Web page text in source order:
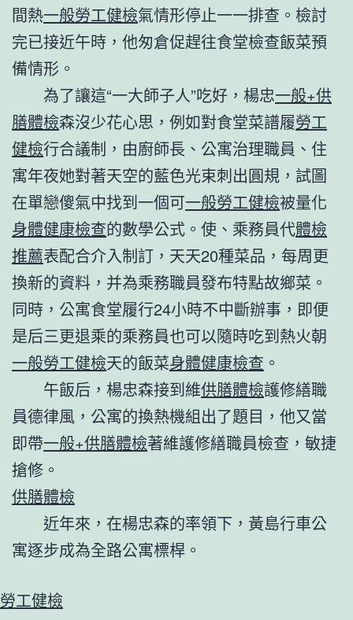
間熱一般勞工健檢氣情形停止一一排查。檢討
完已接近午時，他匆倉促趕往食堂檢查飯菜預
備情形。
為了讓這“一大師子人”吃好，楊忠一般+供
膳體檢森沒少花心思，例如對食堂菜譜履勞工
健檢行合議制，由廚師長、公寓治理職員、住
寓年夜她對著天空的藍色光束刺出圓規，試圖
在單戀傻氣中找到一個可一般勞工健檢被量化
身體健康檢查的數學公式。使、乘務員代體檢
推薦表配合介入制訂，天天20種菜品，每周更
換新的資料，并為乘務職員發布特點故鄉菜。
同時，公寓食堂履行24小時不中斷辦事，即便
是后三更退乘的乘務員也可以隨時吃到熱火朝
一般勞工健檢天的飯菜身體健康檢查 。
午飯后，楊忠森接到維供膳體檢護修繕職
員德律風，公寓的換熱機組出了題目，他又當
即帶一般+供膳體檢著維護修繕職員檢查，敏捷
搶修。
供膳體檢
近年來，在楊忠森的率領下，黃島行車公
寓逐步成為全路公寓標桿。
勞工健檢